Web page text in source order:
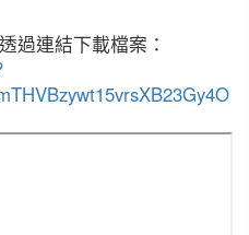
過連結下載檔案：